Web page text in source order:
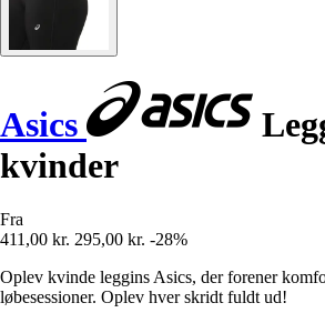
Asics
kvinder
Fra
411,00 kr. 295,00 kr. -28%
Oplev kvinde leggins Asics, der forener
løbesessioner. Oplev hver skridt fuldt ud!